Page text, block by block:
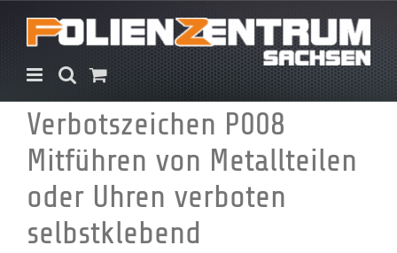
springen
Verbotszeichen P008
Mitführen von Metallteilen
oder Uhren verboten
selbstklebend